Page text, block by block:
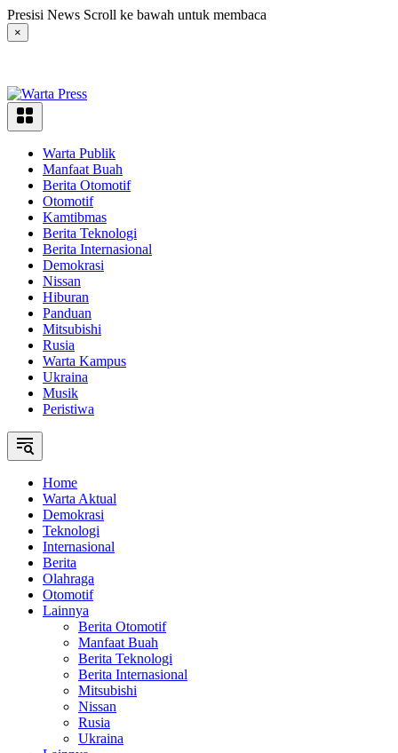
Langsung
ke
konten
Presisi News Scroll ke bawah untuk membaca
×
Warta Publik
Manfaat Buah
Berita Otomotif
Otomotif
Kamtibmas
Berita Teknologi
Berita Internasional
Demokrasi
Nissan
Hiburan
Panduan
Mitsubishi
Rusia
Warta Kampus
Ukraina
Musik
Peristiwa
Home
Warta Aktual
Demokrasi
Teknologi
Internasional
Berita
Olahraga
Otomotif
Lainnya
Berita Otomotif
Manfaat Buah
Berita Teknologi
Berita Internasional
Mitsubishi
Nissan
Rusia
Ukraina